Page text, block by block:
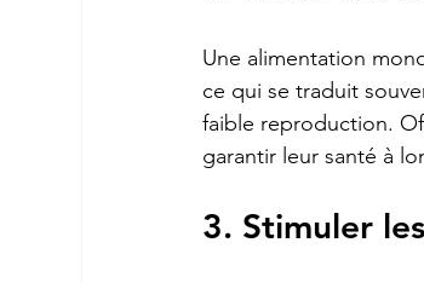
Une alimentation
ce qui se traduit
faible reproduction.
garantir leur santé à
3. Stimuler